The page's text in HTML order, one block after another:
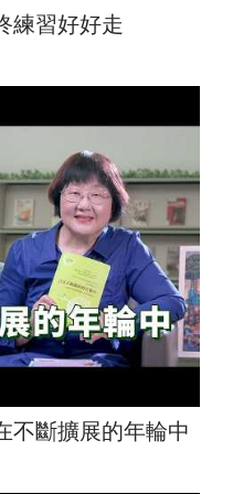
練習好好走
不斷擴展的年輪中